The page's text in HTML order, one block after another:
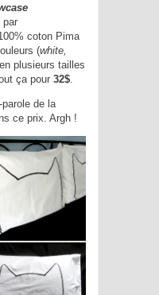
par
coton Pima
(white,
plusieurs tailles
ça pour 32$
de la
ce prix. Argh !